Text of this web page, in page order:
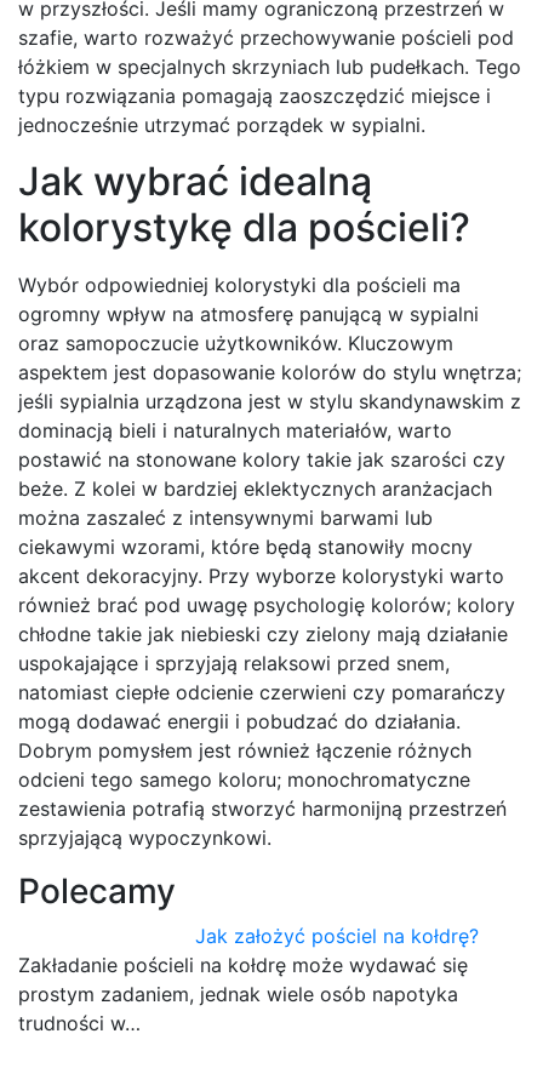
w przyszłości. Jeśli mamy ograniczoną przestrzeń w
szafie, warto rozważyć przechowywanie pościeli pod
łóżkiem w specjalnych skrzyniach lub pudełkach. Tego
typu rozwiązania pomagają zaoszczędzić miejsce i
jednocześnie utrzymać porządek w sypialni.
Jak wybrać idealną
kolorystykę dla pościeli?
Wybór odpowiedniej kolorystyki dla pościeli ma
ogromny wpływ na atmosferę panującą w sypialni
oraz samopoczucie użytkowników. Kluczowym
aspektem jest dopasowanie kolorów do stylu wnętrza;
jeśli sypialnia urządzona jest w stylu skandynawskim z
dominacją bieli i naturalnych materiałów, warto
postawić na stonowane kolory takie jak szarości czy
beże. Z kolei w bardziej eklektycznych aranżacjach
można zaszaleć z intensywnymi barwami lub
ciekawymi wzorami, które będą stanowiły mocny
akcent dekoracyjny. Przy wyborze kolorystyki warto
również brać pod uwagę psychologię kolorów; kolory
chłodne takie jak niebieski czy zielony mają działanie
uspokajające i sprzyjają relaksowi przed snem,
natomiast ciepłe odcienie czerwieni czy pomarańczy
mogą dodawać energii i pobudzać do działania.
Dobrym pomysłem jest również łączenie różnych
odcieni tego samego koloru; monochromatyczne
zestawienia potrafią stworzyć harmonijną przestrzeń
sprzyjającą wypoczynkowi.
Polecamy
Jak założyć pościel na kołdrę?
Zakładanie pościeli na kołdrę może wydawać się
prostym zadaniem, jednak wiele osób napotyka
trudności w…